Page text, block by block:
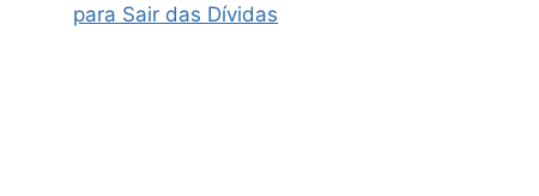
para Sair das Dívidas